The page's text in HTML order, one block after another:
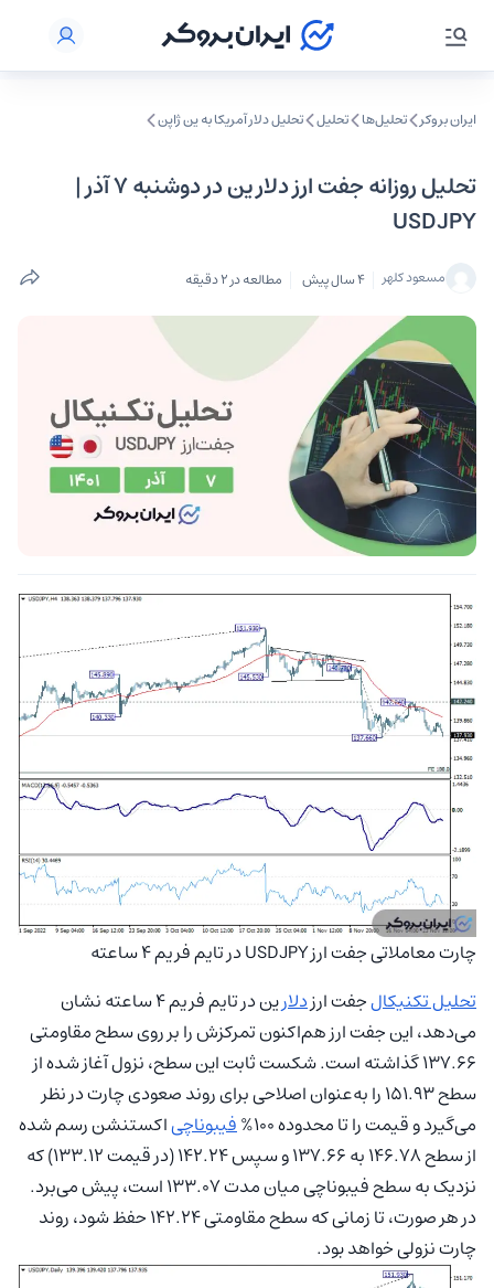
ایران بروکر تحلیل‌ها تحلیل‌ تحلیل دلار آمریکا به ین ژاپن
تحلیل روزانه جفت ارز دلار ین در دوشنبه ۷ آذر |
USDJPY
مسعود کلهر 4 سال پیش مطالعه در 2 دقیقه
چارت معاملاتی جفت ارزUSDJPYدر تایم فریم ۴ ساعته
تحلیل تکنیکالجفت ارزدلار
ین در تایم فریم ۴ ساعته نشان
می‌دهد، این جفت ارز هم‌اکنون تمرکزش را بر روی سطح مقاومتی
137.66 گذاشته است. شکست ثابت این سطح، نزول آغاز شده از
سطح 151.93 را به‌عنوان اصلاحی برای روند صعودی چارت در نظر
می‌گیرد و قیمت را تا محدوده 100%
فیبوناچیاکستنشن رسم شده
از سطح 146.78 به 137.66 و سپس 142.24 (در قیمت 133.12) که
نزدیک به سطح فیبوناچی میان مدت 133.07 است، پیش می‌برد.
در هر صورت، تا زمانی که سطح مقاومتی 142.24 حفظ شود، روند
چارت نزولی خواهد بود.